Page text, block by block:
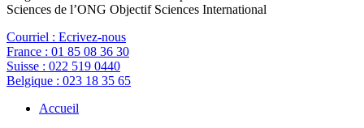
Sciences de l’ONG Objectif Sciences International
Courriel : Ecrivez-nous
France : 01 85 08 36 30
Suisse : 022 519 0440
Belgique : 023 18 35 65
Accueil